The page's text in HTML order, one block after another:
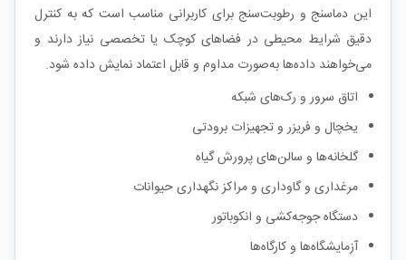
این دماسنج و رطوبت‌سنج برای کاربرانی مناسب است که به کنترل
دقیق شرایط محیطی در فضاهای کوچک یا تخصصی نیاز دارند و
می‌خواهند داده‌ها به‌صورت مداوم و قابل اعتماد نمایش داده شود.
اتاق سرور و رک‌های شبکه
یخچال و فریزر و تجهیزات برودتی
گلخانه‌ها و سالن‌های پرورش گیاه
مرغداری و گاوداری و مراکز نگهداری حیوانات
دستگاه جوجه‌کشی و انکوباتور
آزمایشگاه‌ها و کارگاه‌ها